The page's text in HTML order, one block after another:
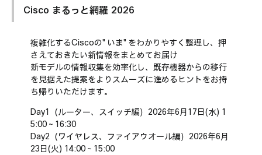
Cisco まるっと網羅 2026
複雑化するCiscoの"いま"をわかりやすく整理し、押
さえておきたい新情報をまとめてお届け
新モデルの情報収集を効率化し、既存機器からの移行
を見据えた提案をよりスムーズに進めるヒントをお持
ち帰りいただけます。
Day1（ルーター、スイッチ編）2026年6月17日(水) 1
5:00～16:30
Day2（ワイヤレス、ファイアウオール編）2026年6月
23日(火) 14:00～15:00